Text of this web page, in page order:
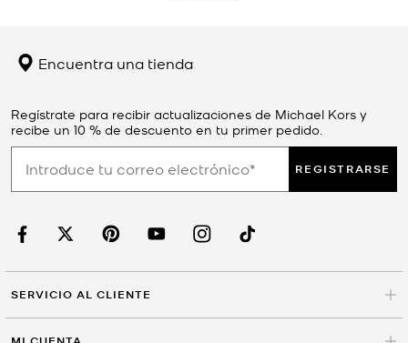
Encuentra una tienda
Regístrate para recibir actualizaciones de Michael Kors y
recibe un 10 % de descuento en tu primer pedido.
REGISTRARSE
SERVICIO AL CLIENTE